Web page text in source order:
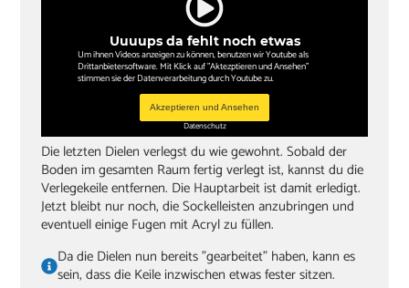
Uuuups da fehlt noch etwas
Um ihnen Videos anzeigen zu können, benutzen wir Youtube als
Drittanbietersoftware. Mit Klick auf "Aktezptieren und Ansehen"
stimmen sie der Datenverarbeitung durch Youtube zu.
Akzeptieren und Ansehen
Datenschutz
Die letzten Dielen verlegst du wie gewohnt. Sobald der
Boden im gesamten Raum fertig verlegt ist, kannst du die
Verlegekeile entfernen. Die Hauptarbeit ist damit erledigt.
Jetzt bleibt nur noch, die Sockelleisten anzubringen und
eventuell einige Fugen mit Acryl zu füllen.
Da die Dielen nun bereits "gearbeitet" haben, kann es
sein, dass die Keile inzwischen etwas fester sitzen.